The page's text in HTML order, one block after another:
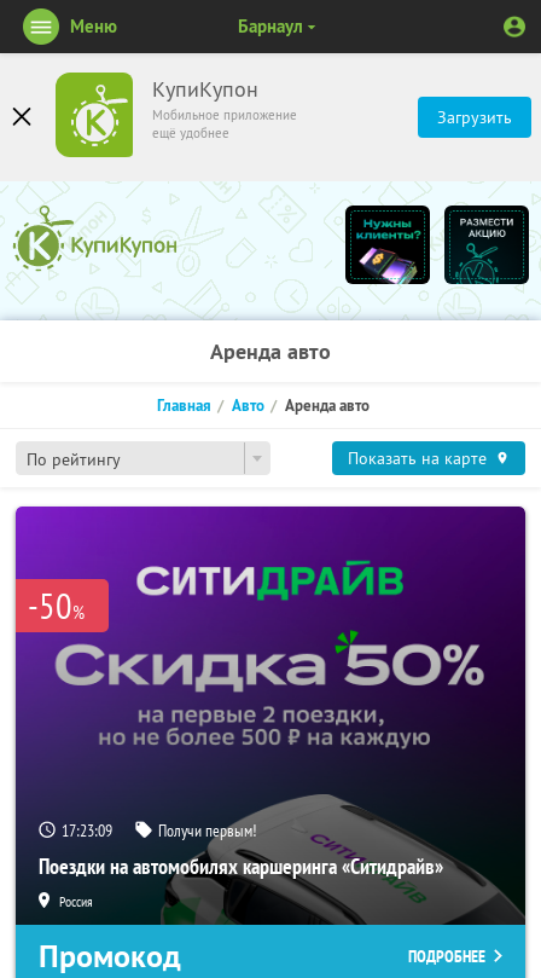
КупиКупон
Мобильное приложение
ещё удобнее
Загрузить
Меню Барнаул
Аренда авто
По рейтингу
Главная Авто Аренда авто
Показать на карте
-50%
17:23:09 Получи первым!
Поездки на автомобилях каршеринга «Ситидрайв»
Россия
Промокод ПОДРОБНЕЕ